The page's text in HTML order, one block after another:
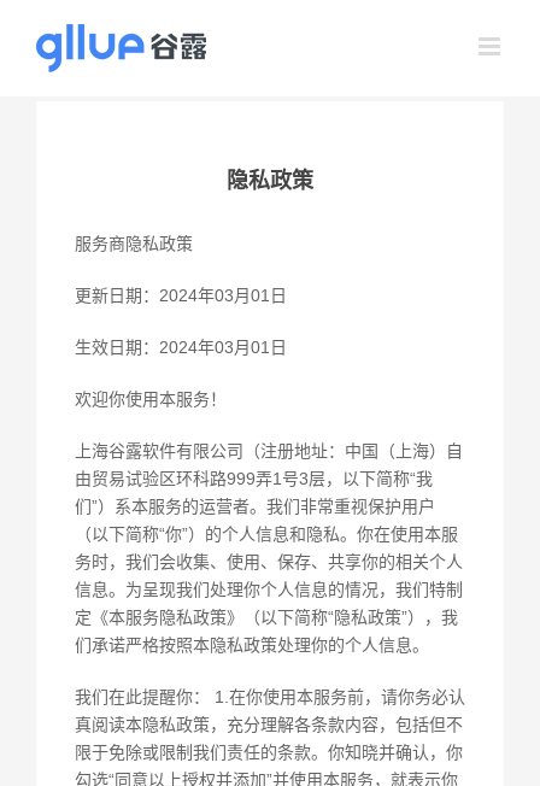
隐私政策
服务商隐私政策
更新日期：2024年03月01日
生效日期：2024年03月01日
欢迎你使用本服务！
上海谷露软件有限公司（注册地址：中国（上海）自
由贸易试验区环科路999弄1号3层，以下简称“我
们”）系本服务的运营者。我们非常重视保护用户
（以下简称“你”）的个人信息和隐私。你在使用本服
务时，我们会收集、使用、保存、共享你的相关个人
信息。为呈现我们处理你个人信息的情况，我们特制
定《本服务隐私政策》（以下简称“隐私政策”），我
们承诺严格按照本隐私政策处理你的个人信息。
我们在此提醒你： 1.在你使用本服务前，请你务必认
真阅读本隐私政策，充分理解各条款内容，包括但不
限于免除或限制我们责任的条款。你知晓并确认，你
勾选“同意以上授权并添加”并使用本服务，就表示你